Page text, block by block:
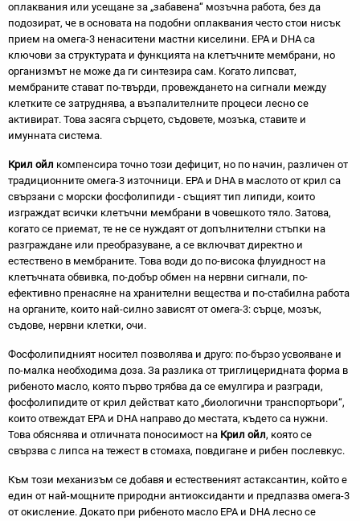
оплаквания или усещане за „забавена“ мозъчна работа, без да
подозират, че в основата на подобни оплаквания често стои нисък
прием на омега-3 ненаситени мастни киселини. EPA и DHA са
ключови за структурата и функцията на клетъчните мембрани, но
организмът не може да ги синтезира сам. Когато липсват,
мембраните стават по-твърди, провеждането на сигнали между
клетките се затруднява, а възпалителните процеси лесно се
активират. Това засяга сърцето, съдовете, мозъка, ставите и
имунната система.
Крил ойл компенсира точно този дефицит, но по начин, различен от
традиционните омега-3 източници. EPA и DHA в маслото от крил са
свързани с морски фосфолипиди - същият тип липиди, които
изграждат всички клетъчни мембрани в човешкото тяло. Затова,
когато се приемат, те не се нуждаят от допълнителни стъпки на
разграждане или преобразуване, а се включват директно и
естествено в мембраните. Това води до по-висока флуидност на
клетъчната обвивка, по-добър обмен на нервни сигнали, по-
ефективно пренасяне на хранителни вещества и по-стабилна работа
на органите, които най-силно зависят от омега-3: сърце, мозък,
съдове, нервни клетки, очи.
Фосфолипидният носител позволява и друго: по-бързо усвояване и
по-малка необходима доза. За разлика от триглицеридната форма в
рибеното масло, която първо трябва да се емулгира и разгради,
фосфолипидите от крил действат като „биологични транспортьори“,
които отвеждат EPA и DHA направо до местата, където са нужни.
Това обяснява и отличната поносимост на Крил ойл, която се
свързва с липса на тежест в стомаха, повдигане и рибен послевкус.
Към този механизъм се добавя и естественият астаксантин, който е
един от най-мощните природни антиоксиданти и предпазва омега-3
от окисление. Докато при рибеното масло EPA и DHA лесно се